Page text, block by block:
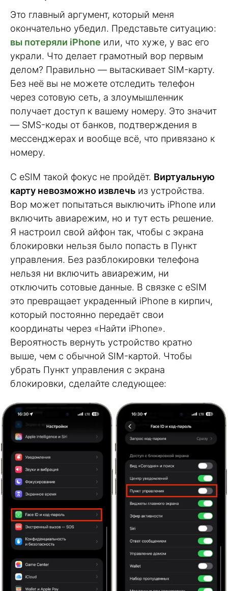
Это главный аргумент, который меня
окончательно убедил. Представьте ситуацию:
вы потеряли iPhone или, что хуже, у вас его
украли. Что делает грамотный вор первым
делом? Правильно — вытаскивает SIM-карту.
Без неё вы не можете отследить телефон
через сотовую сеть, а злоумышленник
получает доступ к вашему номеру. Это значит
— SMS-коды от банков, подтверждения в
мессенджерах и вообще всё, что привязано к
номеру.
С eSIM такой фокус не пройдёт. Виртуальную
карту невозможно извлечь из устройства.
Вор может попытаться выключить iPhone или
включить авиарежим, но и тут есть решение.
Я настроил свой айфон так, чтобы с экрана
блокировки нельзя было попасть в Пункт
управления. Без разблокировки телефона
нельзя ни включить авиарежим, ни
отключить сотовые данные. В связке с eSIM
это превращает украденный iPhone в кирпич,
который постоянно передаёт свои
координаты через «Найти iPhone».
Вероятность вернуть устройство кратно
выше, чем с обычной SIM-картой. Чтобы
убрать Пункт управления с экрана
блокировки, сделайте следующее: